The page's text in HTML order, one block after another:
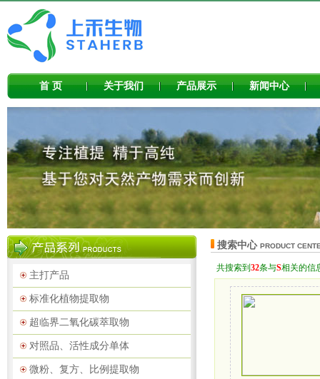
首 页 关于我们 产品展示 新闻中心
主打产品
标准化植物提取物
超临界二氧化碳萃取物
对照品、活性成分单体
微粉、复方、比例提取物
搜索中心 PRODUCT
共搜索到 32条与S相关的信